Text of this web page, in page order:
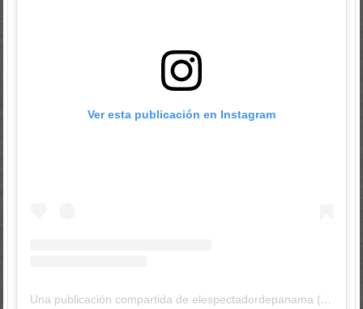
Ver esta publicación en Instagram
Una publicación compartida de elespectadordepanama (@elespectadordepanama)